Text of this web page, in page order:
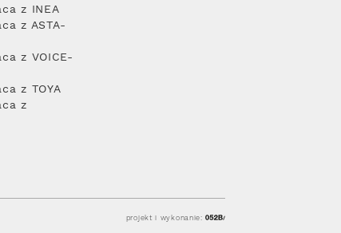
z INEA
z ASTA-
z VOICE-
z TOYA
z
projekt i wykonanie: